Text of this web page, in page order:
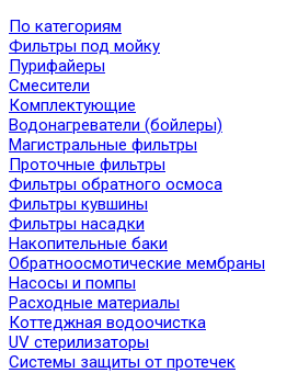
По категориям
Фильтры под мойку
Пурифайеры
Смесители
Комплектующие
Водонагреватели (бойлеры)
Магистральные фильтры
Проточные фильтры
Фильтры обратного осмоса
Фильтры кувшины
Фильтры насадки
Накопительные баки
Обратноосмотические мембраны
Насосы и помпы
Расходные материалы
Коттеджная водоочистка
UV стерилизаторы
Системы защиты от протечек